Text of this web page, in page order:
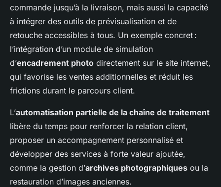
commande jusqu’à la livraison, mais aussi la capacité
à intégrer des outils de prévisualisation et de
retouche accessibles à tous. Un exemple concret :
l’intégration d’un module de simulation
d’encadrement photo directement sur le site internet,
qui favorise les ventes additionnelles et réduit les
frictions durant le parcours client.
L’automatisation partielle de la chaîne de traitement
libère du temps pour renforcer la relation client,
proposer un accompagnement personnalisé et
développer des services à forte valeur ajoutée,
comme la gestion d’archives photographiques ou la
restauration d’images anciennes.